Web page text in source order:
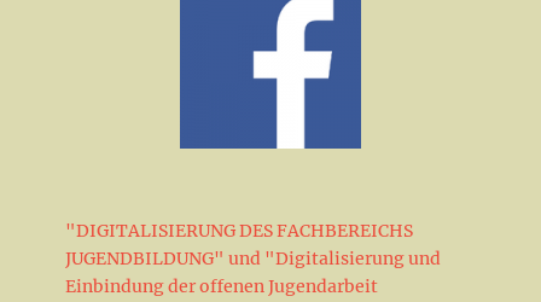
"DIGITALISIERUNG DES FACHBEREICHS
JUGENDBILDUNG" und "Digitalisierung und
Einbindung der offenen Jugendarbeit